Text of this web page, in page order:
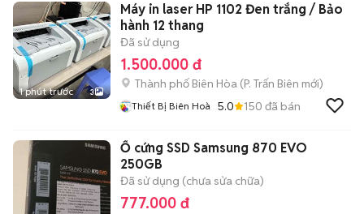
1 phút trước 3
Máy in laser HP 1102 Đen trắng / Bảo
hành 12 thang
Đã sử dụng
1.500.000 đ
Thành phố Biên Hòa (P. Trấn Biên mới)
Thiết Bị Biên Hoà 5.0 150 đã bán
Ổ cứng SSD Samsung 870 EVO
250GB
Đã sử dụng (chưa sửa chữa)
777.000 đ